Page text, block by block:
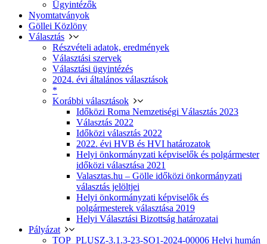
Ügyintézők
Nyomtatványok
Göllei Közlöny
Választás
Részvételi adatok, eredmények
Választási szervek
Választási ügyintézés
2024. évi általános választások
*
Korábbi választások
Időközi Roma Nemzetiségi Választás 2023
Választás 2022
Időközi választás 2022
2022. évi HVB és HVI határozatok
Helyi önkormányzati képviselők és polgármester
időközi választása 2021
Valasztas.hu – Gölle időközi önkormányzati
választás jelöltjei
Helyi önkormányzati képviselők és
polgármesterek választása 2019
Helyi Választási Bizottság határozatai
Pályázat
TOP_PLUSZ-3.1.3-23-SO1-2024-00006 Helyi humán